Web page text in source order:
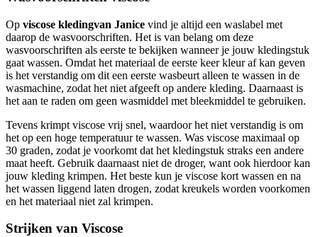
Op viscose kledingvan Janice vind je altijd een waslabel met
daarop de wasvoorschriften. Het is van belang om deze
wasvoorschriften als eerste te bekijken wanneer je jouw kledingstuk
gaat wassen. Omdat het materiaal de eerste keer kleur af kan geven
is het verstandig om dit een eerste wasbeurt alleen te wassen in de
wasmachine, zodat het niet afgeeft op andere kleding. Daarnaast is
het aan te raden om geen wasmiddel met bleekmiddel te gebruiken.
Tevens krimpt viscose vrij snel, waardoor het niet verstandig is om
het op een hoge temperatuur te wassen. Was viscose maximaal op
30 graden, zodat je voorkomt dat het kledingstuk straks een andere
maat heeft. Gebruik daarnaast niet de droger, want ook hierdoor kan
jouw kleding krimpen. Het beste kun je viscose kort wassen en na
het wassen liggend laten drogen, zodat kreukels worden voorkomen
en het materiaal niet zal krimpen.
Strijken van Viscose